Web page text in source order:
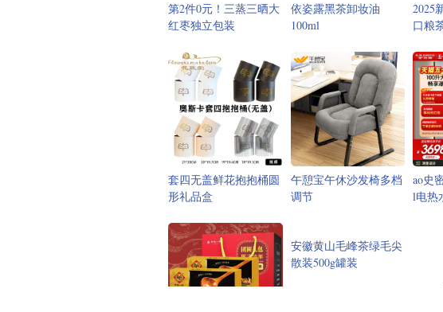
第2件0元！三蒸三晒大
红枣独立包装
依姿露黑茶卸妆油
100ml
2025
口粮
套四无盖鲜花抱抱桶圆
形礼品盒
午憩宝午休沙发椅多档
调节
ao史
l电热
安徽黄山毛峰茶绿毛尖
散装500g罐装